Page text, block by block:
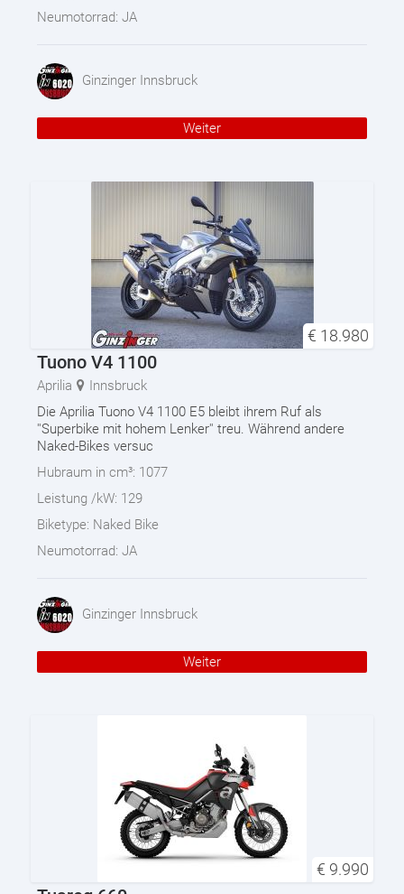
Neumotorrad: JA
Ginzinger Innsbruck
Weiter
€ 18.980
Tuono V4 1100
Aprilia
Innsbruck
Die Aprilia Tuono V4 1100 E5 bleibt ihrem Ruf als
''Superbike mit hohem Lenker'' treu. Während andere
Naked-Bikes versuc
Hubraum in cm³: 1077
Leistung /kW: 129
Biketype: Naked Bike
Neumotorrad: JA
Ginzinger Innsbruck
Weiter
€ 9.990